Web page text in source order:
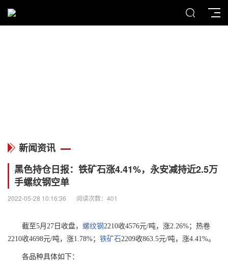
新闻资讯
黑色持仓日报：铁矿石涨4.41%，永安减持近2.5万
手螺纹钢空单
2022-05-28 10:16:36 阅读次数：401
截至5月27日收盘， 螺纹钢2210收4576元/吨，涨2.26%；热卷
2210收4698元/吨，涨1.78%； 铁矿石2209收863.5元/吨，涨4.41%。
各品种具体如下：